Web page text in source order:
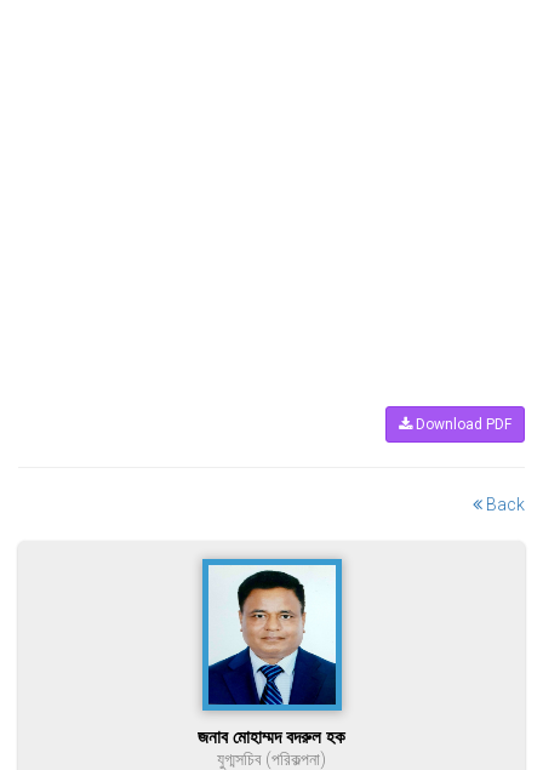
Download PDF
Back
জনাব মোহাম্মদ বদরুল হক
যুগ্মসচিব (পরিকল্পনা)